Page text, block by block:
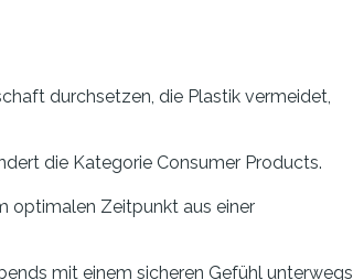
durchsetzen, die Plastik vermeidet,
die Kategorie Consumer Products.
optimalen Zeitpunkt aus einer
mit einem sicheren Gefühl unterwegs